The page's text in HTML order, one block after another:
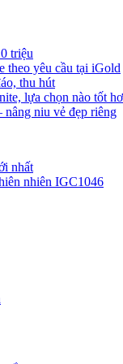
triệu
theo yêu cầu tại iGold
thu hút
lựa chọn nào tốt
nâng niu vẻ đẹp riêng
nhất
nhiên IGC1046